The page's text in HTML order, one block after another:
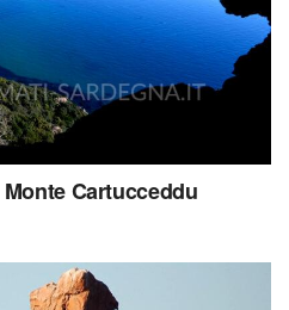
Cartucceddu